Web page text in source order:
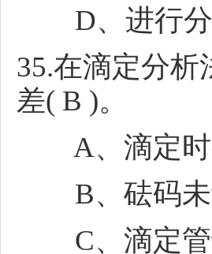
D、进行分
35.在滴定分
差( B )。
A、滴定时
B、砝码未
C、滴定管